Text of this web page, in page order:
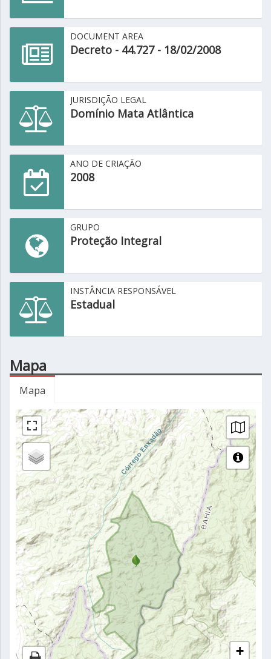
DOCUMENT AREA
Decreto - 44.727 - 18/02/2008
JURISDIÇÃO LEGAL
Domínio Mata Atlântica
ANO DE CRIAÇÃO
2008
GRUPO
Proteção Integral
INSTÂNCIA RESPONSÁVEL
Estadual
Mapa
Mapa
+